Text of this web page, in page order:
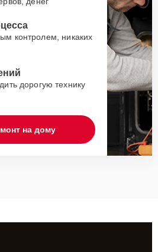
контролем, никаких
дорогую технику
на дому